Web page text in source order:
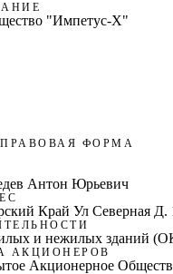
"Импетус-Х"
ФОРМА
Антон Юрьевич
Край Ул Северная Д.
и нежилых зданий
АКЦИОНЕРОВ
Акционерное